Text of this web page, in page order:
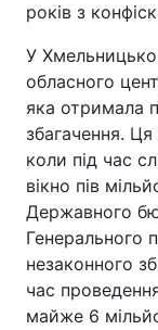
років з
У
обласного
яка отримала
збагачення. Ця
коли під час
вікно пів
Державного
Генерального
незаконного
час
майже 6